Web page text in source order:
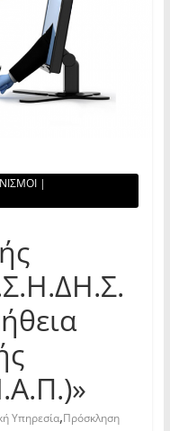
|
Υπηρεσία,Πρόσκληση